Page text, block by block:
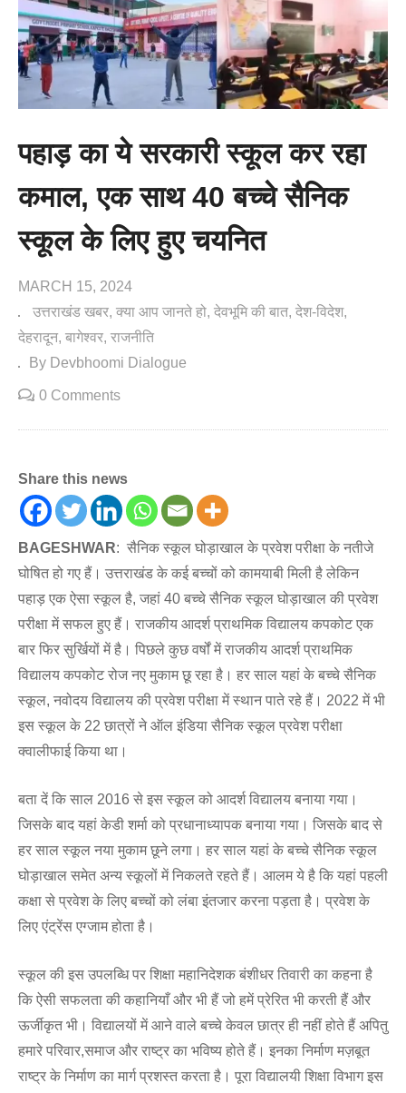
पहाड़ का ये सरकारी स्कूल कर रहा
कमाल, एक साथ 40 बच्चे सैनिक
स्कूल के लिए हुए चयनित
MARCH 15, 2024
उत्तराखंड खबर क्या आप जानते हो देवभूमि की बात देश-विदेश
देहरादून बागेश्वर राजनीति
By Devbhoomi Dialogue
0 Comments
Share this news
BAGESHWAR: सैनिक स्कूल घोड़ाखाल के प्रवेश परीक्षा के नतीजे
घोषित हो गए हैं। उत्तराखंड के कई बच्चों को कामयाबी मिली है लेकिन
पहाड़ एक ऐसा स्कूल है, जहां 40 बच्चे सैनिक स्कूल घोड़ाखाल की प्रवेश
परीक्षा में सफल हुए हैं। राजकीय आदर्श प्राथमिक विद्यालय कपकोट एक
बार फिर सुर्खियों में है। पिछले कुछ वर्षों में राजकीय आदर्श प्राथमिक
विद्यालय कपकोट रोज नए मुकाम छू रहा है। हर साल यहां के बच्चे सैनिक
स्कूल, नवोदय विद्यालय की प्रवेश परीक्षा में स्थान पाते रहे हैं। 2022 में भी
इस स्कूल के 22 छात्रों ने ऑल इंडिया सैनिक स्कूल प्रवेश परीक्षा
क्वालीफाई किया था।
बता दें कि साल 2016 से इस स्कूल को आदर्श विद्यालय बनाया गया।
जिसके बाद यहां केडी शर्मा को प्रधानाध्यापक बनाया गया। जिसके बाद से
हर साल स्कूल नया मुकाम छूने लगा। हर साल यहां के बच्चे सैनिक स्कूल
घोड़ाखाल समेत अन्य स्कूलों में निकलते रहते हैं। आलम ये है कि यहां पहली
कक्षा से प्रवेश के लिए बच्चों को लंबा इंतजार करना पड़ता है। प्रवेश के
लिए एंट्रेंस एग्जाम होता है।
स्कूल की इस उपलब्धि पर शिक्षा महानिदेशक बंशीधर तिवारी का कहना है
कि ऐसी सफलता की कहानियाँ और भी हैं जो हमें प्रेरित भी करती हैं और
ऊर्जीकृत भी। विद्यालयों में आने वाले बच्चे केवल छात्र ही नहीं होते हैं अपितु
हमारे परिवार,समाज और राष्ट्र का भविष्य होते हैं। इनका निर्माण मज़बूत
राष्ट्र के निर्माण का मार्ग प्रशस्त करता है। पूरा विद्यालयी शिक्षा विभाग इस